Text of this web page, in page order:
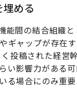
める
能間の結合組織
ギャップが存在
投稿された経営
い影響力がある
る場合にのみ重要